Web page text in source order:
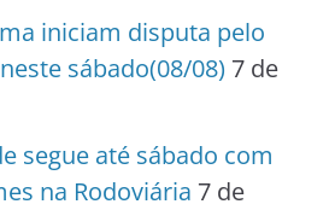
iniciam disputa pelo
sábado(08/08) 7 de
segue até sábado com
na Rodoviária 7 de